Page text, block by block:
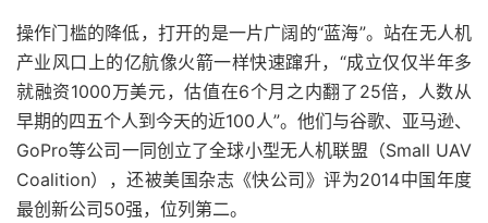
操作门槛的降低，打开的是一片广阔的“蓝海”。站在无人机
产业风口上的亿航像火箭一样快速蹿升，“成立仅仅半年多
就融资1000万美元，估值在6个月之内翻了25倍，人数从
早期的四五个人到今天的近100人”。他们与谷歌、亚马逊、
GoPro等公司一同创立了全球小型无人机联盟（Small UAV
Coalition），还被美国杂志《快公司》评为2014中国年度
最创新公司50强，位列第二。